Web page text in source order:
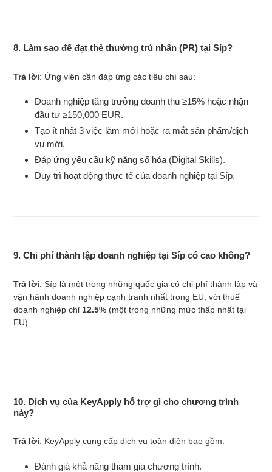
8. Làm sao để đạt thẻ thường trú nhân (PR) tại Síp?
Trả lời: Ứng viên cần đáp ứng các tiêu chí sau:
Doanh nghiệp tăng trưởng doanh thu ≥15% hoặc nhận
đầu tư ≥150,000 EUR.
Tạo ít nhất 3 việc làm mới hoặc ra mắt sản phẩm/dịch
vụ mới.
Đáp ứng yêu cầu kỹ năng số hóa (Digital Skills).
Duy trì hoạt động thực tế của doanh nghiệp tại Síp.
9. Chi phí thành lập doanh nghiệp tại Síp có cao không?
Trả lời: Síp là một trong những quốc gia có chi phí thành lập và
vận hành doanh nghiệp cạnh tranh nhất trong EU, với thuế
doanh nghiệp chỉ 12.5% (một trong những mức thấp nhất tại
EU).
10. Dịch vụ của KeyApply hỗ trợ gì cho chương trình
này?
Trả lời: KeyApply cung cấp dịch vụ toàn diện bao gồm:
Đánh giá khả năng tham gia chương trình.